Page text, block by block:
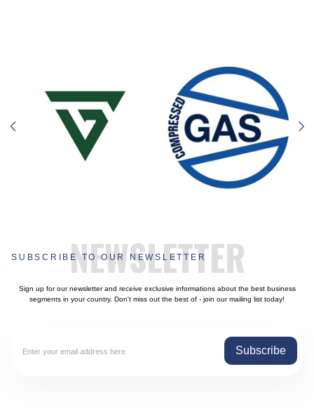
NEWSLETTER
SUBSCRIBE TO OUR NEWSLETTER
Sign up for our newsletter and receive exclusive informations about the best business
segments in your country. Don't miss out the best of - join our mailing list today!
Subscribe